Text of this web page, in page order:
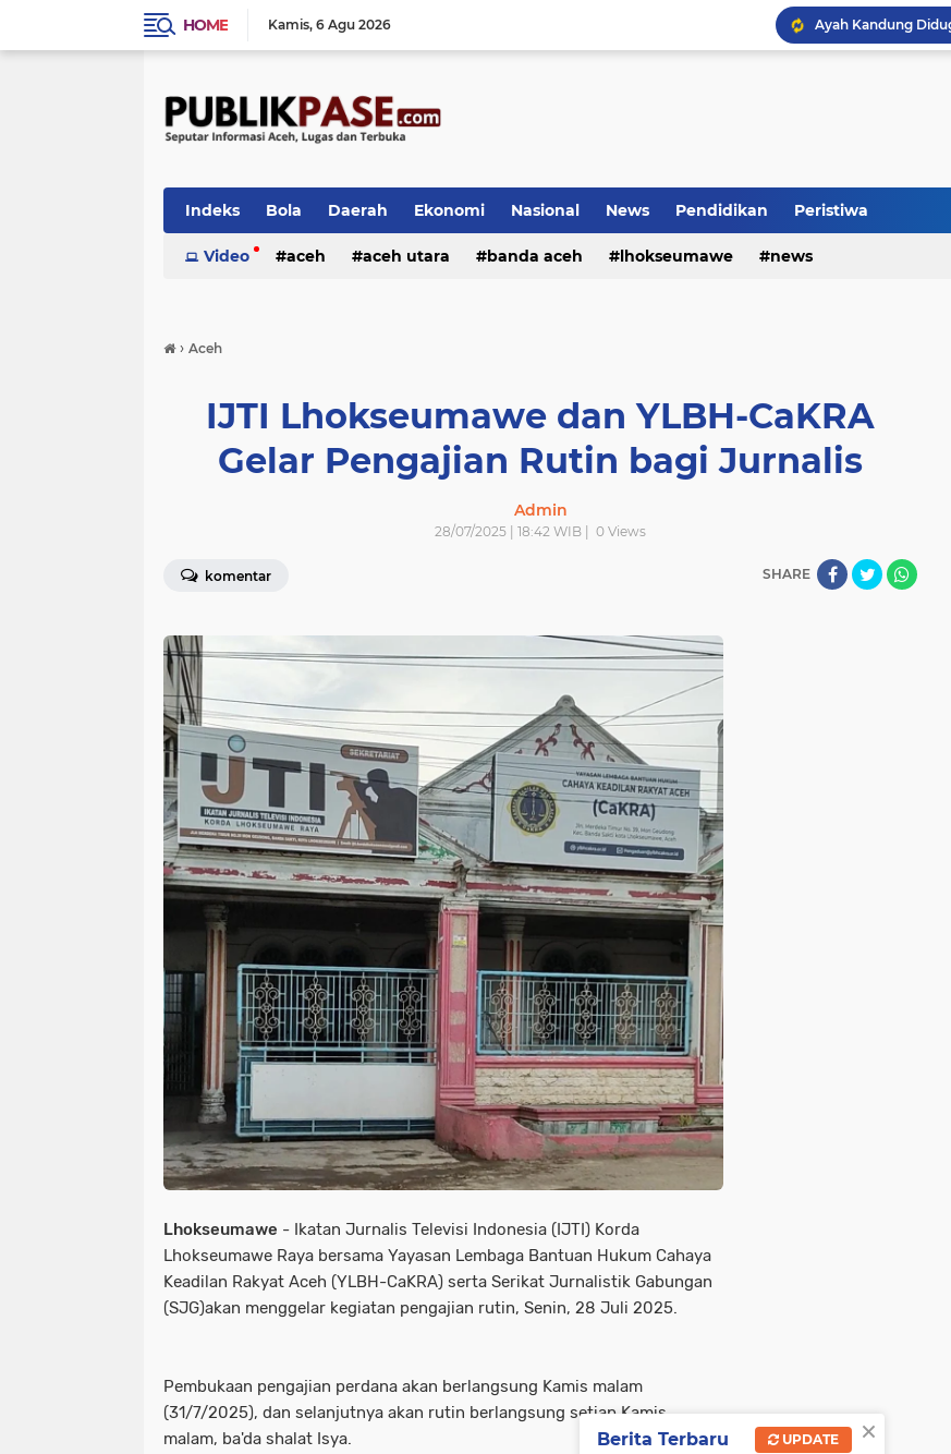
HOME Kamis 6 Agu 2026
Indeks Bola Daerah Ekonomi Nasional News Pendidikan Peristiwa
Video aceh aceh utara banda aceh lhokseumawe news
› Aceh
IJTI Lhokseumawe dan YLBH-CaKRA
Gelar Pengajian Rutin bagi Jurnalis
Admin
28/07/2025 | 18:42 WIB | 0 Views
komentar SHARE
Lhokseumawe - Ikatan Jurnalis Televisi Indonesia (IJTI) Korda
Lhokseumawe Raya bersama Yayasan Lembaga Bantuan Hukum Cahaya
Keadilan Rakyat Aceh (YLBH-CaKRA) serta Serikat Jurnalistik Gabungan
(SJG)akan menggelar kegiatan pengajian rutin, Senin, 28 Juli 2025.
Pembukaan pengajian perdana akan berlangsung Kamis malam
(31/7/2025), dan selanjutnya akan rutin berlangsung setiap Kamis
malam, ba'da shalat Isya.
×
Berita Terbaru UPDATE